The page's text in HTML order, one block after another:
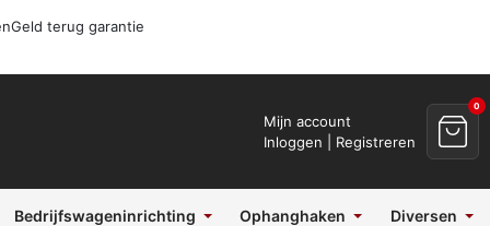
Geld terug garantie
Mijn account
Inloggen | Registreren
0
Bedrijfswageninrichting Ophanghaken Diversen